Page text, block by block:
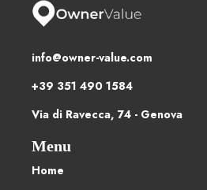
info@owner-value.com
+39 351 490 1584
Via di Ravecca, 74 - Genova
Menu
Home